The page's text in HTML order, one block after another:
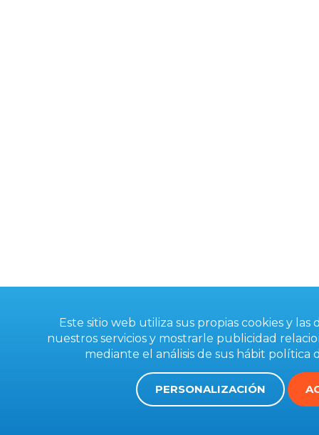
Este sitio web utiliza sus propias cookies y
nuestros servicios y mostrarle publicidad
mediante el análisis de sus hábit política
PERSONALIZACIÓN